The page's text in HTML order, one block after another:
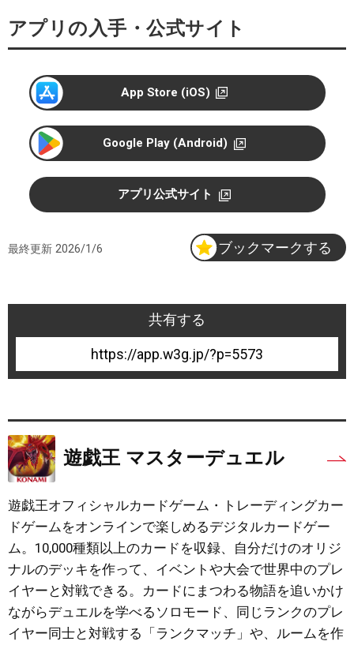
g
P
y
アプリの入手・公式サイト
App Store (iOS)
Google Play (Android)
アプリ公式サイト
最終更新 2026/1/6 ブックマークする
共有する
5573
遊戯王 マスターデュエル
遊戯王オフィシャルカードゲーム・トレーディングカー
ドゲームをオンラインで楽しめるデジタルカードゲー
ム。10,000種類以上のカードを収録、自分だけのオリジ
ナルのデッキを作って、イベントや大会で世界中のプレ
イヤーと対戦できる。カードにまつわる物語を追いかけ
ながらデュエルを学べるソロモード、同じランクのプレ
イヤー同士と対戦する「ランクマッチ」や、ルームを作